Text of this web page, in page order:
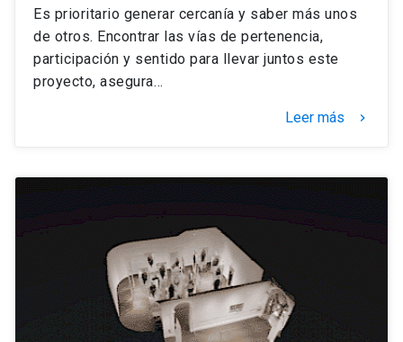
Es prioritario generar cercanía y saber más unos
de otros. Encontrar las vías de pertenencia,
participación y sentido para llevar juntos este
proyecto, asegura…
Leer más keyboard_arrow_right